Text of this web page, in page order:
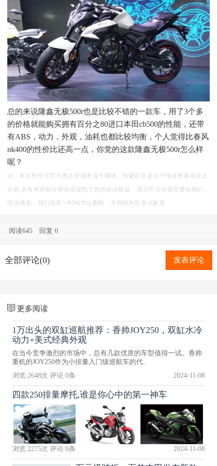
总的来说隆鑫无极500r也是比较不错的一款车，用了3个多
的价格就能购买拥有百分之80进口本田cb500的性能，还带
有ABS，动力，外观，油耗也都比较均衡，个人觉得比春风
nk400的性价比还高一点，你觉的这款隆鑫无极500r怎么样
呢？
注：本文部分文字与图片资源来自于网络，转载此文是出于传递更多信息之
目的,若有来源标注错误或侵犯了您的合法权益，请立即后台留言通知我们，
情况属实，我们会第一时间予以删除，并同时向您表示歉意
阅读645 回复0
全部评论(0) 发表评论
更多阅读
1万出头的双缸巡航推荐：香帅JOY250，双缸水冷
动力+美式经典外观
在当今竞争激烈的市场中，总有几款优质的车型值得一试。香帅
重机的JOY250作为小排量入门级巡航车的代..
浏览:2648次 评论:0条 2024-11-08
四款250排量摩托,谁是你心中的第一神车
浏览:2275次 评论:0条 2024-11-08